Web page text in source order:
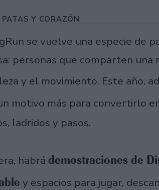
Y CORAZÓN
se vuelve una especie de
personas que comparten una
y el movimiento. Este año,
motivo más para convertirlo
ladridos y pasos.
habrá demostraciones de
y espacios para jugar,